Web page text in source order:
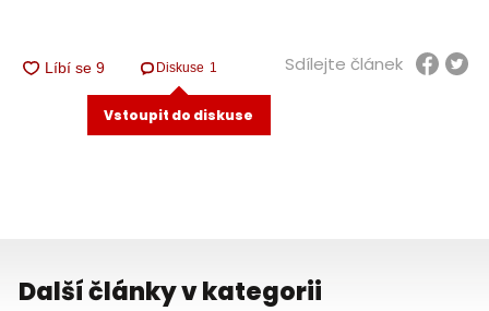
Diskuse 1
Vstoupit do diskuse
Sdílejte článek
Další články v kategorii